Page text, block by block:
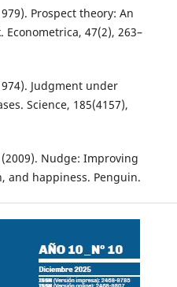
Prospect theory: An
47(2), 263–
Judgment under
Science, 185(4157),
Nudge: Improving
and happiness. Penguin.